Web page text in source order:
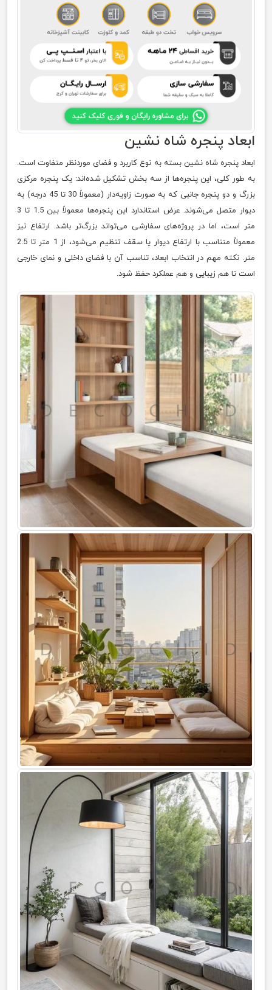
ابعاد پنجره شاه‌ نشین
ابعاد پنجره شاه‌ نشین بسته به نوع کاربرد و فضای موردنظر متفاوت است.
به طور کلی، این پنجره‌ها از سه بخش تشکیل شده‌اند: یک پنجره مرکزی
بزرگ و دو پنجره جانبی که به صورت زاویه‌دار (معمولاً 30 تا 45 درجه) به
دیوار متصل می‌شوند. عرض استاندارد این پنجره‌ها معمولاً بین 1.5 تا 3
متر است، اما در پروژه‌های سفارشی می‌تواند بزرگ‌تر باشد. ارتفاع نیز
معمولاً متناسب با ارتفاع دیوار یا سقف تنظیم می‌شود، از 1 متر تا 2.5
متر. نکته مهم در انتخاب ابعاد، تناسب آن با فضای داخلی و نمای خارجی
است تا هم زیبایی و هم عملکرد حفظ شود.